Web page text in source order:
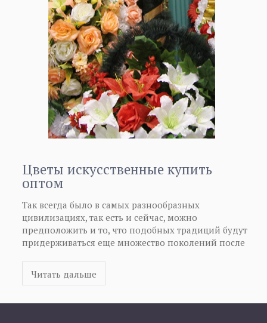
покупка в оптовом варианте, для дальнейшего
розничного распространения, то вы сможете узнать
об этом более подробную информацию у
соответствующих организаций и непосредственно у
изготовителей ритуальных венков.
Цветы искусственные купить
оптом
Так всегда было в самых разнообразных
цивилизациях, так есть и сейчас, можно
предположить и то, что подобных традиций будут
придерживаться еще множество поколений после
будет удобно в том случае, если требуется
цветов или же предполагается их дальнейшая
Читать дальше